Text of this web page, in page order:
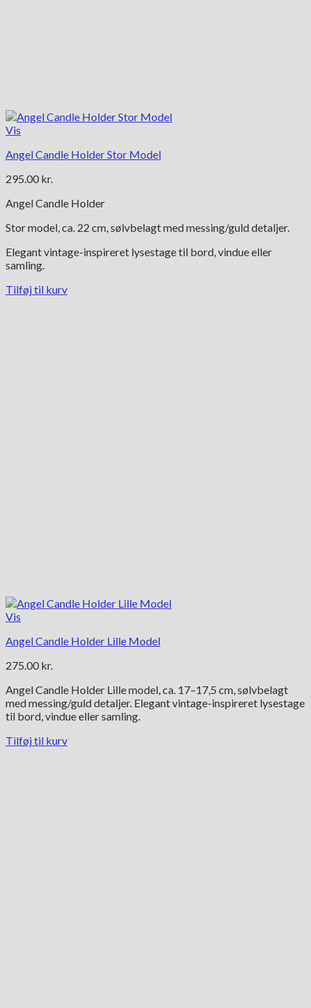
Vis
Angel Candle Holder Stor Model
295.00 kr.
Angel Candle Holder
Stor model, ca. 22 cm, sølvbelagt med messing/guld detaljer.
Elegant vintage-inspireret lysestage til bord, vindue eller
samling.
Tilføj til kurv
Vis
Angel Candle Holder Lille Model
275.00 kr.
Angel Candle Holder Lille model, ca. 17–17,5 cm, sølvbelagt
med messing/guld detaljer. Elegant vintage-inspireret lysestage
til bord, vindue eller samling.
Tilføj til kurv